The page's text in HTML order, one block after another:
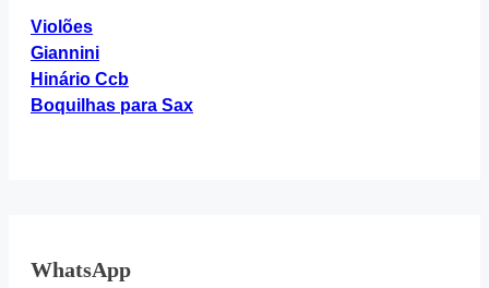
Violões
Giannini
Hinário Ccb
Boquilhas para Sax
WhatsApp